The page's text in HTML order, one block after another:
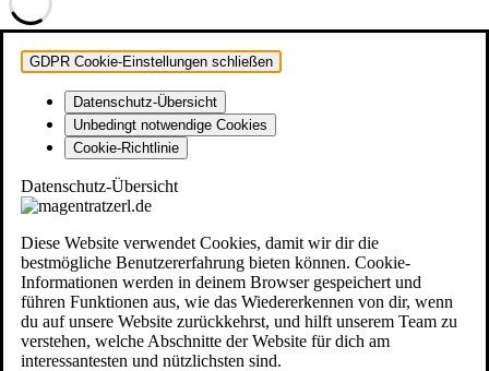
GDPR Cookie-Einstellungen schließen
Datenschutz-Übersicht
Unbedingt notwendige Cookies
Cookie-Richtlinie
Datenschutz-Übersicht
Diese Website verwendet Cookies, damit wir dir die
bestmögliche Benutzererfahrung bieten können. Cookie-
Informationen werden in deinem Browser gespeichert und
führen Funktionen aus, wie das Wiedererkennen von dir, wenn
du auf unsere Website zurückkehrst, und hilft unserem Team zu
verstehen, welche Abschnitte der Website für dich am
interessantesten und nützlichsten sind.